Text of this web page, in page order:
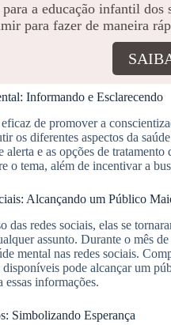
a educação infantil
para fazer de maneira
Informando e Esclarecendo
de promover a
os diferentes aspectos da
alerta e as opções de
o tema, além de incentivar a
Alcançando um Público
das redes sociais, elas se
assunto. Durante o mês
mental nas redes sociais.
pode alcançar um
essas informações.
Simbolizando Esperança